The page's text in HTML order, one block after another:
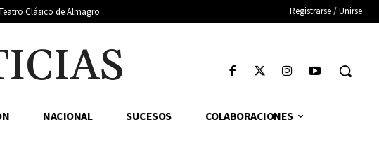
Clásico de Almagro Registrarse / Unirse
NACIONAL SUCESOS COLABORACIONES